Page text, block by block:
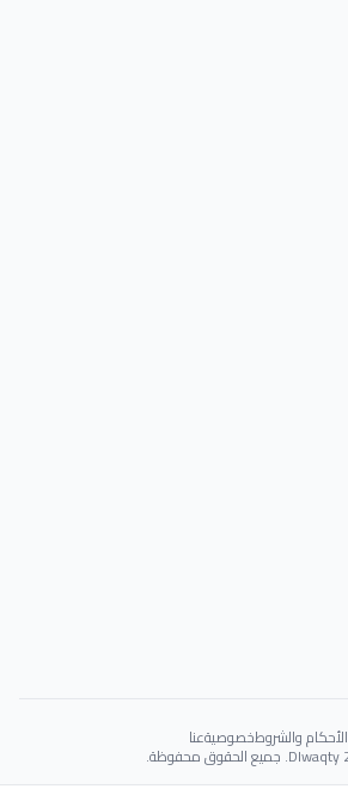
الأحكام والشروطخصوصيةعنا